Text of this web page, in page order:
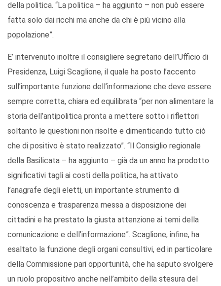
della politica. “La politica – ha aggiunto – non può essere
fatta solo dai ricchi ma anche da chi è più vicino alla
popolazione”.
E’ intervenuto inoltre il consigliere segretario dell’Ufficio di
Presidenza, Luigi Scaglione, il quale ha posto l’accento
sull’importante funzione dell’informazione che deve essere
sempre corretta, chiara ed equilibrata “per non alimentare la
storia dell’antipolitica pronta a mettere sotto i riflettori
soltanto le questioni non risolte e dimenticando tutto ciò
che di positivo è stato realizzato”. “Il Consiglio regionale
della Basilicata – ha aggiunto – già da un anno ha prodotto
significativi tagli ai costi della politica, ha attivato
l’anagrafe degli eletti, un importante strumento di
conoscenza e trasparenza messa a disposizione dei
cittadini e ha prestato la giusta attenzione ai temi della
comunicazione e dell’informazione”. Scaglione, infine, ha
esaltato la funzione degli organi consultivi, ed in particolare
della Commissione pari opportunità, che ha saputo svolgere
un ruolo propositivo anche nell’ambito della stesura del